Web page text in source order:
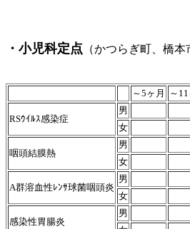
・小児科定点 （かつらぎ町、橋
令和5年12
～5ヶ月 ～
RSｳｲﾙｽ感染症
男
女
咽頭結膜熱
男
女
A群溶血性ﾚﾝｻ球菌咽頭炎
男
女
感染性胃腸炎
男